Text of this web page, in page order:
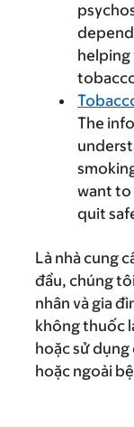
helping
The
want to
quit
Là nhà cung
đầu, chúng
nhân và gia
không thuốc
hoặc sử dụng
hoặc ngoài